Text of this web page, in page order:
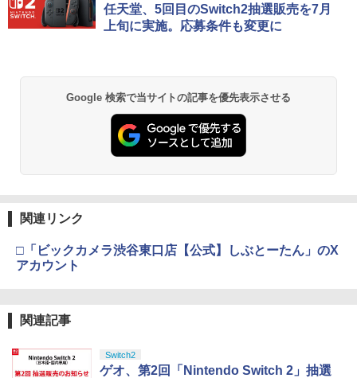
任天堂、5回目のSwitch2抽選販売を7月
上旬に実施。応募条件も変更に
Google 検索で当サイトの記事を優先表示させる
関連リンク
□「ビックカメラ渋谷東口店【公式】しぶとーたん」のX
アカウント
関連記事
Switch2
ゲオ、第2回「Nintendo Switch 2」抽選